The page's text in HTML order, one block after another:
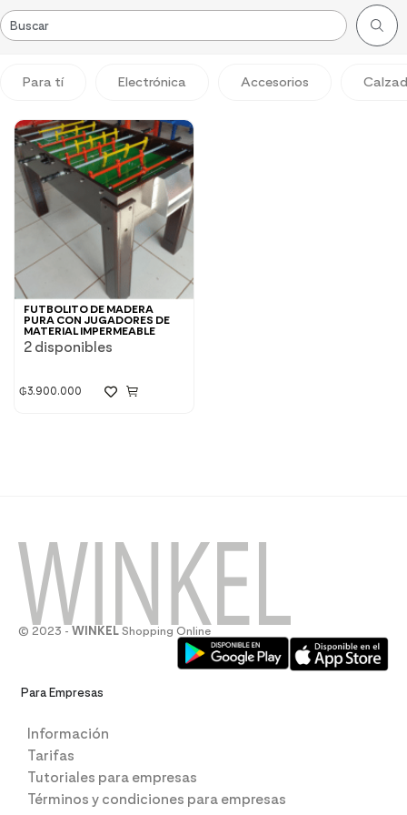
Para tí Electrónica Accesorios
FUTBOLITO DE MADERA
PURA CON JUGADORES DE
MATERIAL IMPERMEABLE
2 disponibles
₲3.900.000
© 2023 - WINKEL Shopping Online
Para Empresas
Información
Tarifas
Tutoriales para empresas
Términos y condiciones para empresas